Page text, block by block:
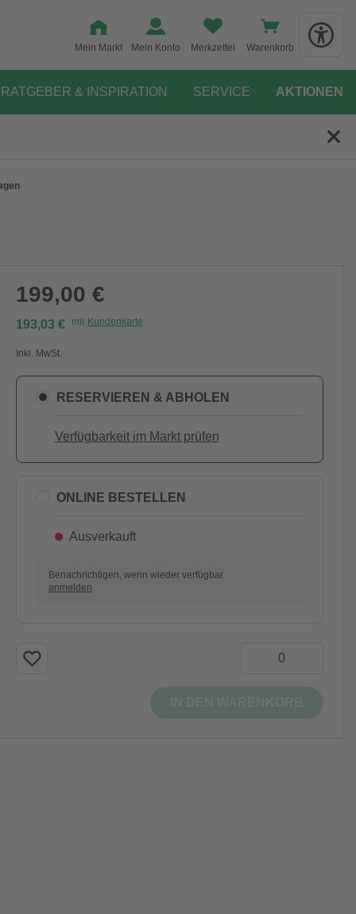
Mein Markt Mein Konto Merkzettel Warenkorb
RATGEBER & INSPIRATION SERVICE AKTIONEN
199,00 €
193,03 € mit Kundenkarte
Inkl. MwSt.
RESERVIEREN & ABHOLEN
Verfügbarkeit im Markt prüfen
ONLINE BESTELLEN
Ausverkauft
Benachrichtigen, wenn wieder verfügbar
anmelden